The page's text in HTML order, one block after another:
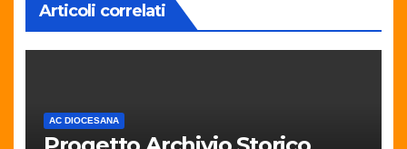
Articoli correlati
AC DIOCESANA